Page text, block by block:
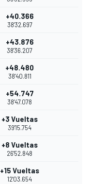
+40.366
38'32.697
+43.876
38'36.207
+48.480
38'40.811
+54.747
38'47.078
+3 Vueltas
39'15.754
+8 Vueltas
26'52.848
+15 Vueltas
12'03.654